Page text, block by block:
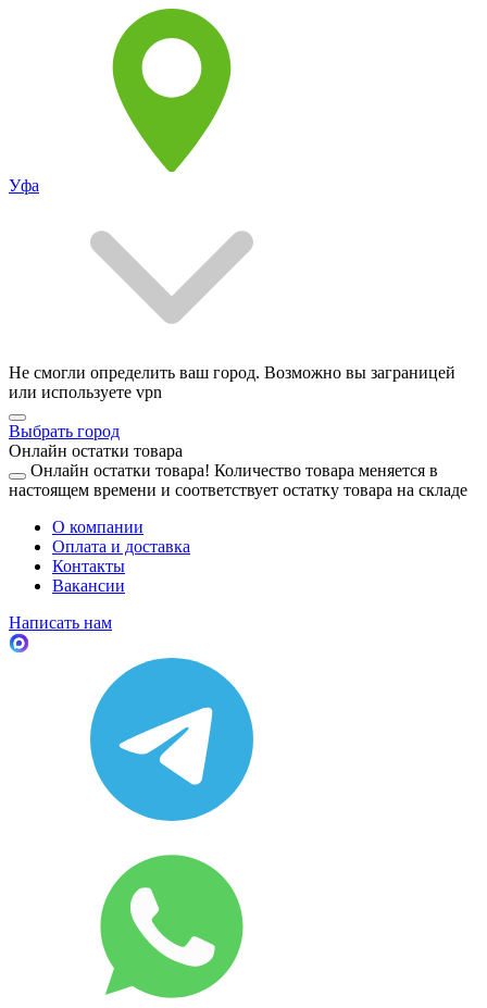
Уфа
Не смогли определить ваш город. Возможно вы заграницей
или используете vpn
Выбрать город
Онлайн остатки товара
Онлайн остатки товара! Количество товара меняется в
настоящем времени и соответствует остатку товара на складе
О компании
Оплата и доставка
Контакты
Вакансии
Написать нам